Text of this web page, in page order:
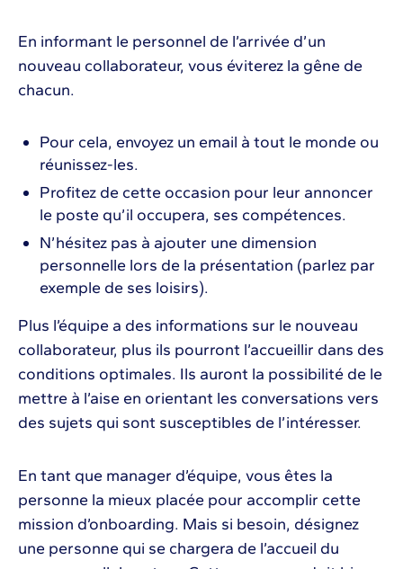
En informant le personnel de l’arrivée d’un
nouveau collaborateur, vous éviterez la gêne de
chacun.
Pour cela, envoyez un email à tout le monde ou
réunissez-les.
Profitez de cette occasion pour leur annoncer
le poste qu’il occupera, ses compétences.
N’hésitez pas à ajouter une dimension
personnelle lors de la présentation (parlez par
exemple de ses loisirs).
Plus l’équipe a des informations sur le nouveau
collaborateur, plus ils pourront l’accueillir dans des
conditions optimales. Ils auront la possibilité de le
mettre à l’aise en orientant les conversations vers
des sujets qui sont susceptibles de l’intéresser.
En tant que manager d’équipe, vous êtes la
personne la mieux placée pour accomplir cette
mission d’onboarding. Mais si besoin, désignez
une personne qui se chargera de l’accueil du